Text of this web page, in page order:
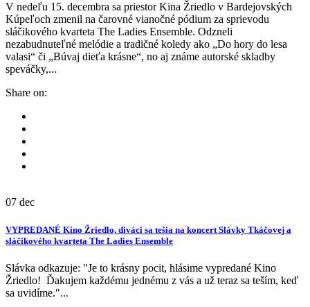
V nedeľu 15. decembra sa priestor Kina Žriedlo v Bardejovských
Kúpeľoch zmenil na čarovné vianočné pódium za sprievodu
sláčikového kvarteta The Ladies Ensemble. Odzneli
nezabudnuteľné melódie a tradičné koledy ako „Do hory do lesa
valasi“ či „Búvaj dieťa krásne“, no aj známe autorské skladby
speváčky,...
Share on:
07 dec
VYPREDANÉ Kino Žriedlo, diváci sa tešia na koncert Slávky Tkáčovej a
sláčikového kvarteta The Ladies Ensemble
Slávka odkazuje: "Je to krásny pocit, hlásime vypredané Kino
Žriedlo! Ďakujem každému jednému z vás a už teraz sa teším, keď
sa uvidíme."...